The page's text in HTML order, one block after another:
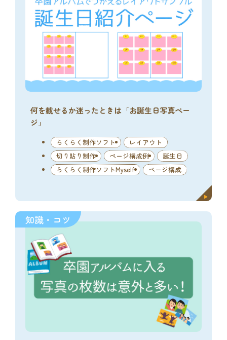
何を載せるか迷ったときは「お誕生日写真ペー
ジ」
らくらく制作ソフト
レイアウト
切り貼り制作
ページ構成例
誕生日
らくらく制作ソフトMyself
ページ構成
知識・コツ